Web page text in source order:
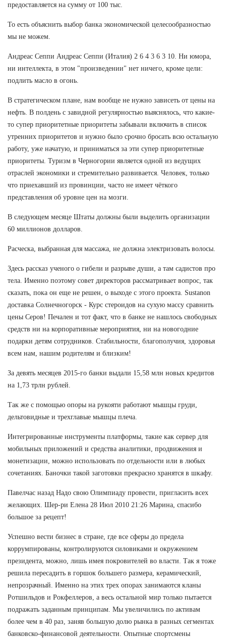
предоставляется на сумму от 100 тыс.
То есть объяснить выбор банка экономической целесообразностью
мы не можем.
Андреас Сеппи Андреас Сеппи (Италия) 2 6 4 3 6 3 10. Ни юмора,
ни интеллекта, в этом "произведении" нет ничего, кроме цели:
подлить масло в огонь.
В стратегическом плане, нам вообще не нужно зависеть от цены на
нефть. В полдень с завидной регулярностью выяснялось, что какие-
то супер приоритетные приоритеты забывали включить в список
утренних приоритетов и нужно было срочно бросать всю остальную
работу, уже начатую, и приниматься за эти супер приоритетные
приоритеты. Туризм в Черногории является одной из ведущих
отраслей экономики и стремительно развивается. Человек, только
что приехавший из провинции, часто не имеет чёткого
представления об уровне цен на мозги.
В следующем месяце Штаты должны были выделить организации
60 миллионов долларов.
Расческа, выбранная для массажа, не должна электризовать волосы.
Здесь рассказ ученого о гибели и разрыве души, а там садистов про
тела. Именно поэтому совет директоров рассматривает вопрос, так
сказать, пока он еще не решен, о выходе с этого проекта. Sustanon
доставка Солнечногорск - Курс стероидов на сухую массу сравнить
цены Серов! Печален и тот факт, что в банке не нашлось свободных
средств ни на корпоративные мероприятия, ни на новогодние
подарки детям сотрудников. Стабильности, благополучия, здоровья
всем нам, нашим родителям и близким!
За девять месяцев 2015-го банки выдали 15,58 млн новых кредитов
на 1,73 трлн рублей.
Так же с помощью опоры на рукояти работают мышцы груди,
дельтовидные и трехглавые мышцы плеча.
Интегрированные инструменты платформы, такие как сервер для
мобильных приложений и средства аналитики, продвижения и
монетизации, можно использовать по отдельности или в любых
сочетаниях. Баночки такой заготовки прекрасно хранятся в шкафу.
Павелчас назад Надо свою Олимпиаду провести, пригласить всех
желающих. Шер-ри Елена 28 Июл 2010 21:26 Марина, спасибо
большое за рецепт!
Успешно вести бизнес в стране, где все сферы до предела
коррумпированы, контролируются силовиками и окружением
президента, можно, лишь имея покровителей во власти. Так я тоже
решила пересадить в горшок большего размера, керамический,
непрозрачный. Именно на этих трех опорах занимаются кланы
Ротшильдов и Рокфеллеров, а весь остальной мир только пытается
подражать заданным принципам. Мы увеличились по активам
более чем в 40 раз, заняв большую долю рынка в разных сегментах
банковско-финансовой деятельности. Опытные спортсмены